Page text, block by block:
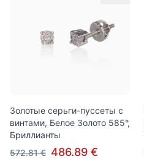
Золотые серьги-пуссеты с
винтами, Белое Золото 585°,
Бриллианты
572.81 € 486.89 €